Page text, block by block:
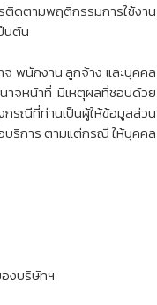
ติดตามพฤติกรรมการใช้งาน
นต้น
พนักงาน ลูกจ้าง และบุคคล
าจหน้าที่ มีเหตุผลที่ชอบด้วย
รณีที่ท่านเป็นผู้ให้ข้อมูลส่วน
ริการ ตามแต่กรณี ให้บุคคล
องบริษัทฯ